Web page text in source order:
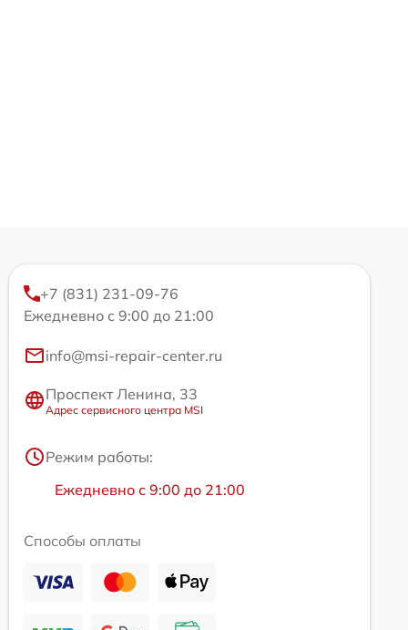
+7 (831) 231-09-76
Ежедневно с 9:00 до 21:00
info@msi-repair-center.ru
Проспект Ленина, 33
Адрес сервисного центра MSI
Режим работы:
Ежедневно с 9:00 до 21:00
Способы оплаты